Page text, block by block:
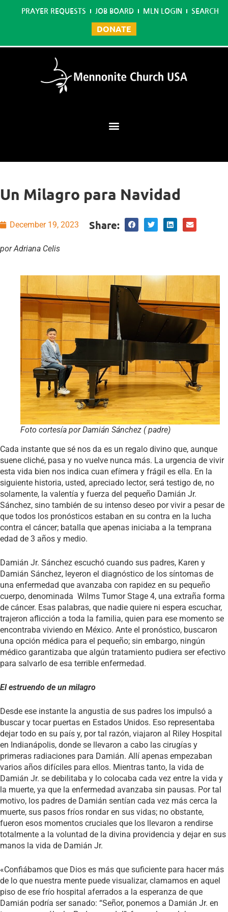
PRAYER REQUESTS JOB BOARD MLN LOGIN SEARCH
DONATE
Un Milagro para Navidad
December 19, 2023 Share:
por Adriana Celis
Foto cortesía por Damián Sánchez ( padre)
Cada instante que sé nos da es un regalo divino que, aunque
suene cliché, pasa y no vuelve nunca más. La urgencia de vivir
esta vida bien nos indica cuan efímera y frágil es ella. En la
siguiente historia, usted, apreciado lector, será testigo de, no
solamente, la valentía y fuerza del pequeño Damián Jr.
Sánchez, sino también de su intenso deseo por vivir a pesar de
que todos los pronósticos estaban en su contra en la lucha
contra el cáncer; batalla que apenas iniciaba a la temprana
edad de 3 años y medio.
Damián Jr. Sánchez escuchó cuando sus padres, Karen y
Damián Sánchez, leyeron el diagnóstico de los síntomas de
una enfermedad que avanzaba con rapidez en su pequeño
cuerpo, denominada Wilms Tumor Stage 4, una extraña forma
de cáncer. Esas palabras, que nadie quiere ni espera escuchar,
trajeron aflicción a toda la familia, quien para ese momento se
encontraba viviendo en México. Ante el pronóstico, buscaron
una opción médica para el pequeño; sin embargo, ningún
médico garantizaba que algún tratamiento pudiera ser efectivo
para salvarlo de esa terrible enfermedad.
El estruendo de un milagro
Desde ese instante la angustia de sus padres los impulsó a
buscar y tocar puertas en Estados Unidos. Eso representaba
dejar todo en su país y, por tal razón, viajaron al Riley Hospital
en Indianápolis, donde se llevaron a cabo las cirugías y
primeras radiaciones para Damián. Allí apenas empezaban
varios años difíciles para ellos. Mientras tanto, la vida de
Damián Jr. se debilitaba y lo colocaba cada vez entre la vida y
la muerte, ya que la enfermedad avanzaba sin pausas. Por tal
motivo, los padres de Damián sentían cada vez más cerca la
muerte, sus pasos fríos rondar en sus vidas; no obstante,
fueron esos momentos cruciales que los llevaron a rendirse
totalmente a la voluntad de la divina providencia y dejar en sus
manos la vida de Damián Jr.
«Confiábamos que Dios es más que suficiente para hacer más
de lo que nuestra mente puede visualizar, clamamos en aquel
piso de ese frío hospital aferrados a la esperanza de que
Damián podría ser sanado: “Señor, ponemos a Damián Jr. en